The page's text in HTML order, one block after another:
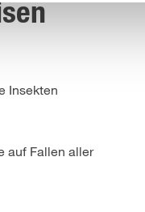
Insekten
auf Fallen aller